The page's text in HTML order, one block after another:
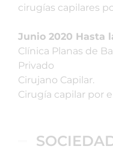
cirugías capilares
Junio 2020 Hasta
Clínica Planas de
Privado
Cirujano Capilar.
Cirugía capilar por